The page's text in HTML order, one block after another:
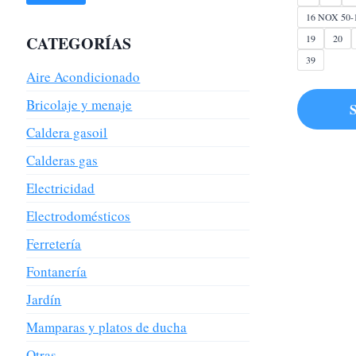
16 NOX 50-
19
20
39
CATEGORÍAS
Aire Acondicionado
Bricolaje y menaje
Caldera gasoil
Calderas gas
Electricidad
Electrodomésticos
Ferretería
Fontanería
Jardín
Mamparas y platos de ducha